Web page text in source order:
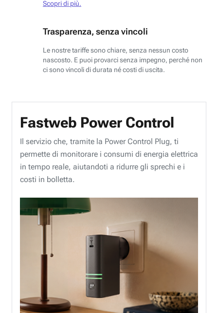
Scopri di più.
Trasparenza, senza vincoli
Le nostre tariffe sono chiare, senza nessun costo
nascosto. E puoi provarci senza impegno, perché non
ci sono vincoli di durata né costi di uscita.
Fastweb Power Control
Il servizio che, tramite la Power Control Plug, ti
permette di monitorare i consumi di energia elettrica
in tempo reale, aiutandoti a ridurre gli sprechi e i
costi in bolletta.